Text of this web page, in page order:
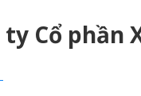
ty Cổ phần